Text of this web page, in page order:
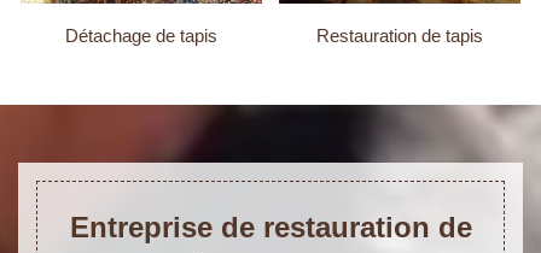
Détachage de tapis Restauration de tapis
Entreprise de restauration de